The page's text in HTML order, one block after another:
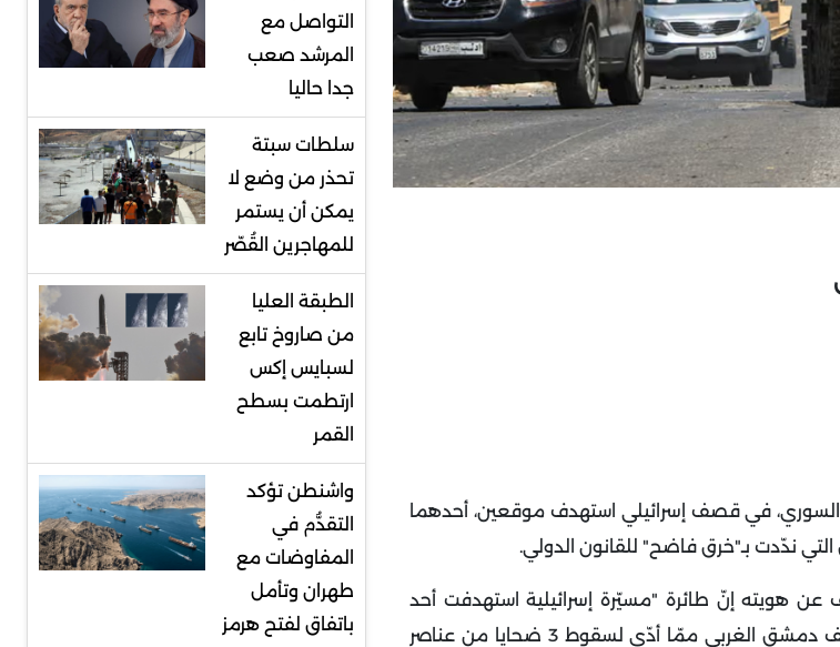
السوري، في قصف إسرائيلي استهدف موقعين، أحدهما
ندّدت بـ"خرق فاضح" للقانون الدولي.
هويته إنّ طائرة "مسيّرة إسرائيلية استهدفت أحد
المساكن العسكرية التابعة للفرقة 44 في منطقة الحرجلي بناحية الكسوة بريف دمشق الغربي ممّا أدّى لسقوط 3 ضحايا من عناصر
التواصل مع
المرشد صعب
جدا حاليا
سلطات سبتة
تحذر من وضع لا
يمكن أن يستمر
للمهاجرين القُصّر
الطبقة العليا
من صاروخ تابع
لسبايس إكس
ارتطمت بسطح
القمر
واشنطن تؤكد
التقدُّم في
المفاوضات مع
طهران وتأمل
باتفاق لفتح هرمز